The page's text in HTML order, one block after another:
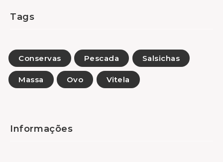
Tags
Conservas Pescada Salsichas
Massa Ovo Vitela
Informações